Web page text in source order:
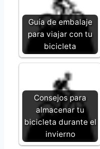
Guía de embalaje
para viajar con tu
bicicleta
Consejos para
almacenar tu
bicicleta durante el
invierno